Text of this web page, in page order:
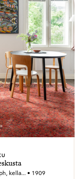
kella... • 1909